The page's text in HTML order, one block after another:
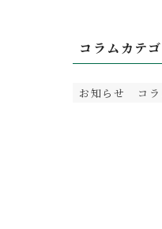
コラムカテゴ
お知らせ コ